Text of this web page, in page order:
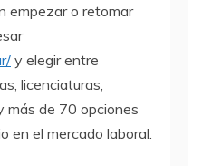
empezar o retomar
y elegir entre
licenciaturas,
más de 70 opciones
en el mercado laboral.